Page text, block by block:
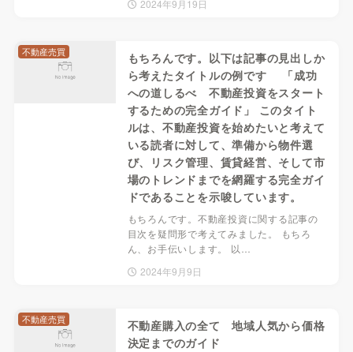
2024年9月19日
もちろんです。以下は記事の見出しか
ら考えたタイトルの例です 「成功
への道しるべ 不動産投資をスタート
するための完全ガイド」 このタイト
ルは、不動産投資を始めたいと考えて
いる読者に対して、準備から物件選
び、リスク管理、賃貸経営、そして市
場のトレンドまでを網羅する完全ガイ
ドであることを示唆しています。
もちろんです。不動産投資に関する記事の
目次を疑問形で考えてみました。 もちろ
ん、お手伝いします。 以…
2024年9月9日
不動産売買
不動産購入の全て 地域人気から価格
決定までのガイド
不動産売買